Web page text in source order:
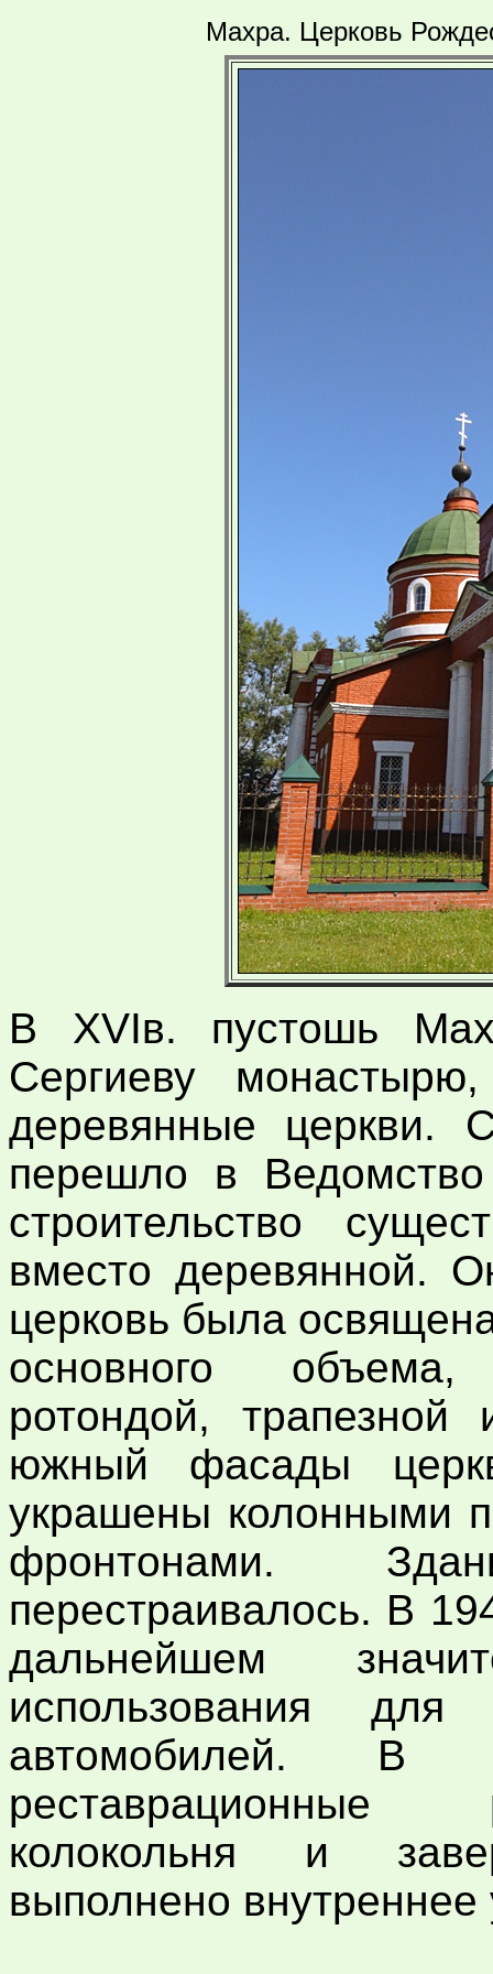
Махра. Церковь
В XVIв. пустошь
Сергиеву
деревянные церкви.
перешло в
строительство
вместо деревянной.
церковь была
основного объема,
ротондой,
южный фасады
украшены колонными
фронтонами.
перестраивалось. В
дальнейшем
использования
автомобилей. В
реставрационные
колокольня и
выполнено внутреннее